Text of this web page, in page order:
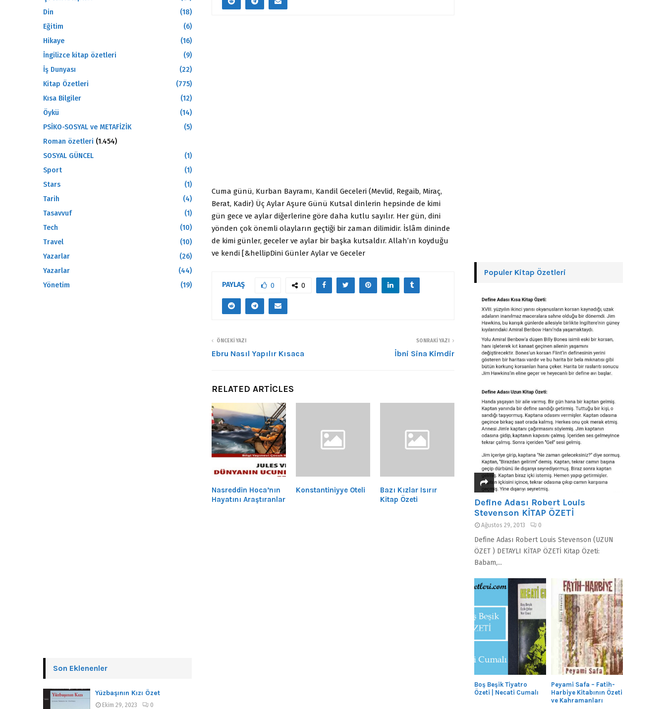
Cuma günü, Kurban Bayramı, Kandil Geceleri (Mevlid, Regaib, Miraç,
Berat, Kadir) Üç Aylar Aşure Günü Kutsal dinlerin hepsinde de kimi
gün gece ve aylar diğerlerine göre daha kutlu sayılır. Her gün, dini
yönden çok önemli olayların geçtiği bir zaman dilimidir. İslâm dininde
de kimi günler, geceler ve aylar bir başka kutsaldır. Allah’ın koyduğu
ve kendi [&hellipDini Günler Aylar ve Geceler
PAYLAŞ 0 0
ÖNCEKI YAZI
Ebru Nasıl Yapılır Kısaca
SONRAKI YAZI
İbni Sina Kimdir
RELATED ARTICLES
Nasreddin Hoca’nın
Hayatını Araştıranlar
Konstantiniyye Oteli
Bazı Kızlar Isırır
Kitap Özeti
Din
(18)
Eğitim
(6)
Hikaye
(16)
İngilizce kitap özetleri
(9)
İş Dunyası
(22)
Kitap Özetleri
(775)
Kısa Bilgiler
(12)
Öykü
(14)
PSİKO-SOSYAL ve METAFİZİK
(5)
Roman özetleri (1.454)
SOSYAL GÜNCEL
(1)
Sport
(1)
Stars
(1)
Tarih
(4)
Tasavvuf
(1)
Tech
(10)
Travel
(10)
Yazarlar
(26)
Yazarlar
(44)
Yönetim
(19)
Son Eklenenler
Yüzbaşının Kızı Özet
Ekim 29, 2023 0
Populer Kitap Özetleri
Define Adası Robert Louis
Stevenson KİTAP ÖZETİ
Ağustos 29, 2013 0
Define Adası Robert Louis Stevenson (UZUN
ÖZET ) DETAYLI KİTAP ÖZETİ Kitap Özeti:
Babam,...
Boş Beşik Tiyatro
Özeti | Necati Cumalı
Peyami Safa – Fatih-
Harbiye Kitabının Özeti
ve Kahramanları